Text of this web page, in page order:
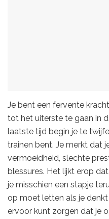
Je bent een fervente
tot het uiterste te gaan in
laatste tijd begin je te
trainen bent. Je merkt dat
vermoeidheid, slechte
blessures. Het lijkt erop
je misschien een stapje
op moet letten als je
ervoor kunt zorgen dat je